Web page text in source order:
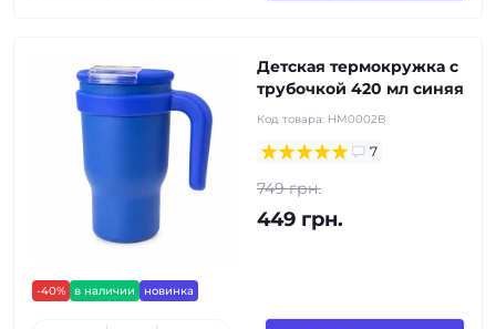
-40% в наличии новинка
Детская термокружка с
трубочкой 420 мл синяя
Код товара: HM0002B
7
749 грн.
449 грн.